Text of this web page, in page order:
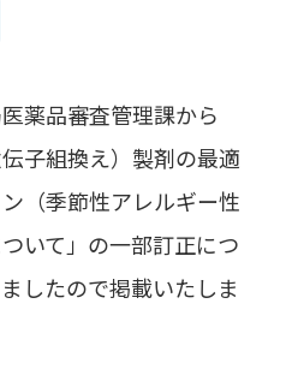
薬品審査管理課から
子組換え）製剤の最適
（季節性アレルギー性
いて」の一部訂正につ
したので掲載いたしま